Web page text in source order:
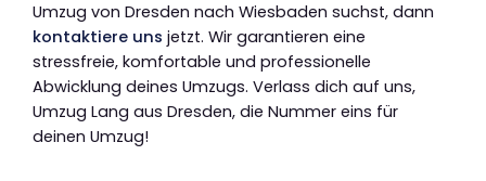
Umzug von Dresden nach Wiesbaden suchst, dann
kontaktiere uns jetzt. Wir garantieren eine
stressfreie, komfortable und professionelle
Abwicklung deines Umzugs. Verlass dich auf uns,
Umzug Lang aus Dresden, die Nummer eins für
deinen Umzug!